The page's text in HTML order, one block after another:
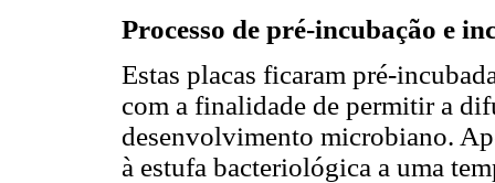
Processo de pré-incubação e
Estas placas ficaram pré-
com a finalidade de permitir a
desenvolvimento microbiano.
à estufa bacteriológica a uma